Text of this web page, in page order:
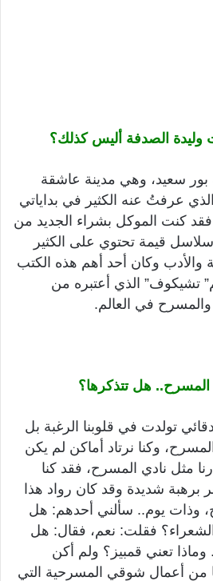
وليدة الصدفة أليس كذلك؟
سعيد، وهي مدينة عاشقة
عرفتُ عنه الكثير في بداياتي
كنت الموكل بشراء الجديد من
قيمة تحتوي على الكثير
والأدب وكان أحد أهم هذه الكتب
تشيكوف” الذي أعتبره من
في العالم.
هل تتذكرها؟
تولدت في قلوبنا الرغبة بل
وكنا نرتاد أماكن لم يكن
مثل نادي المسرح، فقد كنا
برهبة شديدة وقد كان رواد هذا
وذات يوم.. سألني أحدهم: هل
الشعراء؟ فقلت: نعم، فقال: هل
تعني قمبيز؟ ولم أكن
من أعمال شوقي المسرحية التي